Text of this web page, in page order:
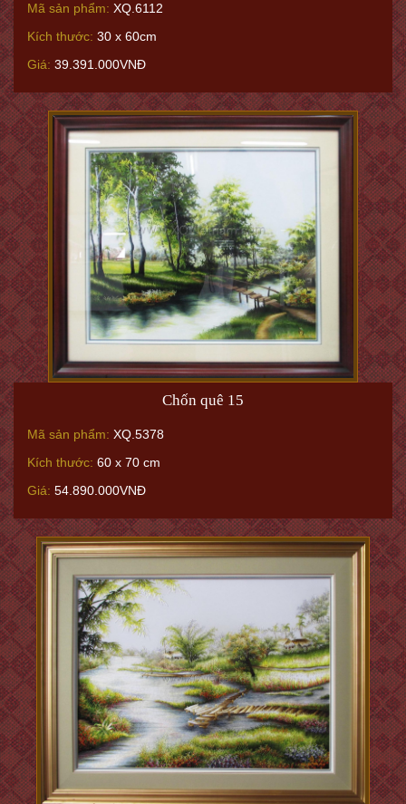
Mã sản phẩm: XQ.6112
Kích thước: 30 x 60cm
Giá: 39.391.000VNĐ
Chốn quê 15
Mã sản phẩm: XQ.5378
Kích thước: 60 x 70 cm
Giá: 54.890.000VNĐ